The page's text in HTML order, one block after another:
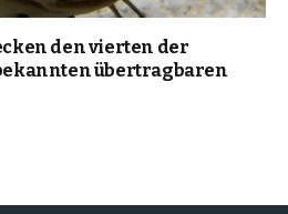
den vierten der
übertragbaren